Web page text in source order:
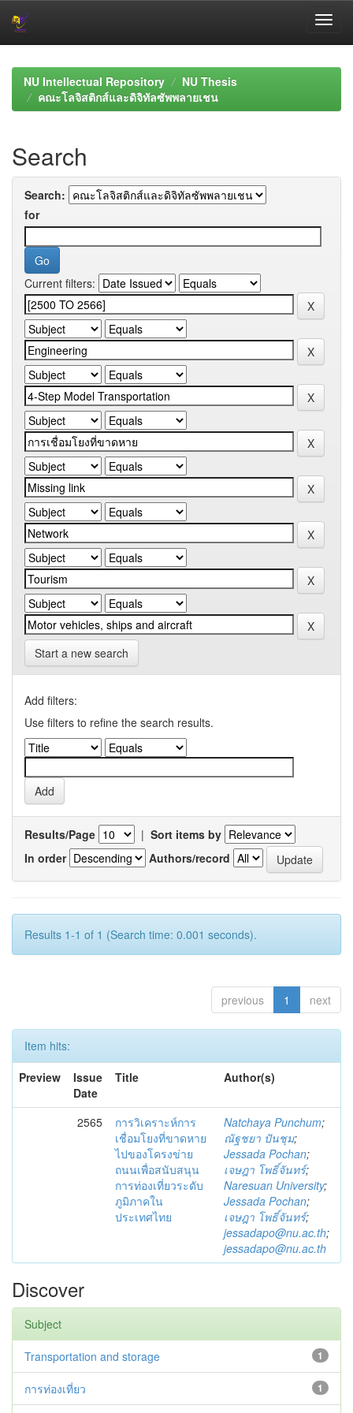
navigationNU Intellectual Repository
NU Thesis
คณะโลจิสติกส์และดิจิทัลซัพพลายเชน
Search
Search:
for
Current filters:
Start a new search
Add filters:
Use filters to refine the search results.
Results/Page | Sort items by
In order
Authors/record
Results 1-1 of 1 (Search time: 0.001 seconds).
previous 1 next
Item hits:
Preview
Issue
Date
Title Author(s)
2565
การวิเคราะห์การ
เชื่อมโยงที่ขาดหาย
ไปของโครงข่าย
ถนนเพื่อสนับสนุน
การท่องเที่ยวระดับ
ภูมิภาคใน
ประเทศไทย
Natchaya Punchum;
ณัฐชยา ปันชุม;
Jessada Pochan;
เจษฎา โพธิ์จันทร์;
Naresuan University;
Jessada Pochan;
เจษฎา โพธิ์จันทร์;
jessadapo@nu.ac.th;
jessadapo@nu.ac.th
Discover
Subject
1
Transportation and storage
1
การท่องเที่ยว